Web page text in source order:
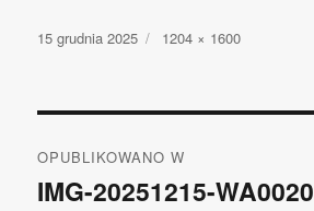
Opublikowano
15 grudnia 2025
Pełny
1204 × 1600
wpisu
OPUBLIKOWANO W
IMG-20251215-WA0020